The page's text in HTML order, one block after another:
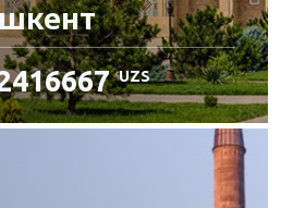
UZS